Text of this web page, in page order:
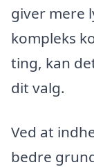
giver mere
kompleks
ting, kan
dit valg.
Ved at
bedre